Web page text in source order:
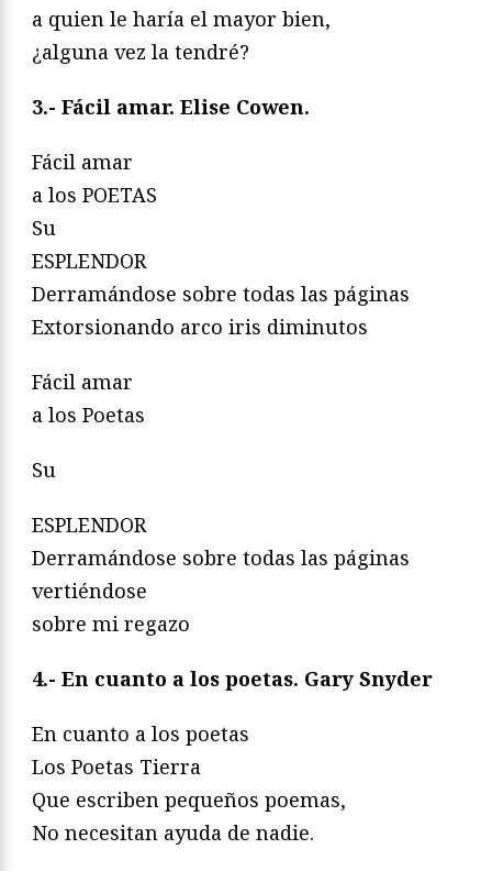
a quien le haría el mayor bien,
¿alguna vez la tendré?
3.- Fácil amar. Elise Cowen.
Fácil amar
a los POETAS
Su
ESPLENDOR
Derramándose sobre todas las páginas
Extorsionando arco iris diminutos
Fácil amar
a los Poetas
Su
ESPLENDOR
Derramándose sobre todas las páginas
vertiéndose
sobre mi regazo
4.- En cuanto a los poetas. Gary Snyder
En cuanto a los poetas
Los Poetas Tierra
Que escriben pequeños poemas,
No necesitan ayuda de nadie.